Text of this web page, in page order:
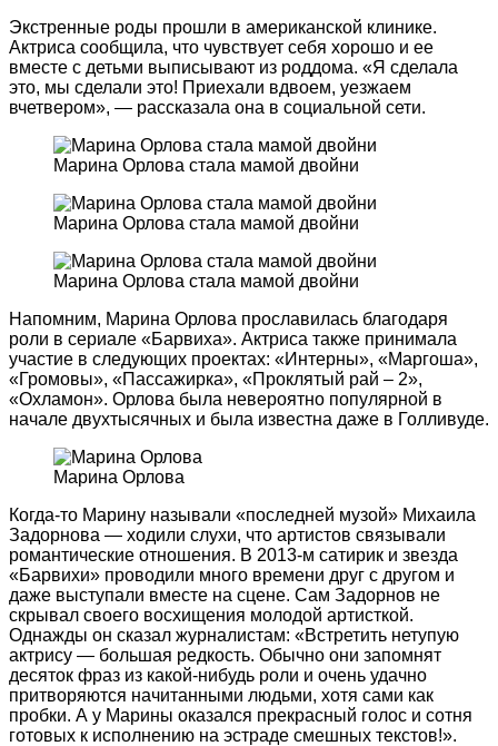
Экстренные роды прошли в американской клинике.
Актриса сообщила, что чувствует себя хорошо и ее
вместе с детьми выписывают из роддома. «Я сделала
это, мы сделали это! Приехали вдвоем, уезжаем
вчетвером», — рассказала она в социальной сети.
Марина Орлова стала мамой двойни
Марина Орлова стала мамой двойни
Марина Орлова стала мамой двойни
Напомним, Марина Орлова прославилась благодаря
роли в сериале «Барвиха». Актриса также принимала
участие в следующих проектах: «Интерны», «Маргоша»,
«Громовы», «Пассажирка», «Проклятый рай – 2»,
«Охламон». Орлова была невероятно популярной в
начале двухтысячных и была известна даже в Голливуде.
Марина Орлова
Когда-то Марину называли «последней музой» Михаила
Задорнова — ходили слухи, что артистов связывали
романтические отношения. В 2013-м сатирик и звезда
«Барвихи» проводили много времени друг с другом и
даже выступали вместе на сцене. Сам Задорнов не
скрывал своего восхищения молодой артисткой.
Однажды он сказал журналистам: «Встретить нетупую
актрису — большая редкость. Обычно они запомнят
десяток фраз из какой-нибудь роли и очень удачно
притворяются начитанными людьми, хотя сами как
пробки. А у Марины оказался прекрасный голос и сотня
готовых к исполнению на эстраде смешных текстов!».